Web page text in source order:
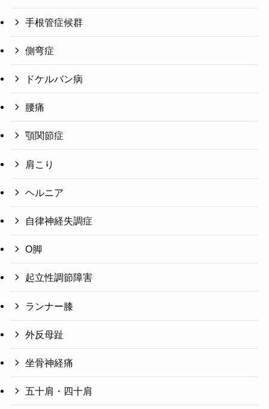
手根管症候群
側弯症
ドケルバン病
腰痛
顎関節症
肩こり
ヘルニア
自律神経失調症
O脚
起立性調節障害
ランナー膝
外反母趾
坐骨神経痛
五十肩・四十肩